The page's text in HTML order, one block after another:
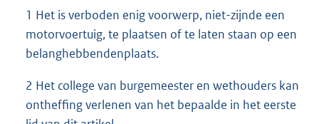
1 Het is verboden enig voorwerp, niet-zijnde een
motorvoertuig, te plaatsen of te laten staan op een
belanghebbendenplaats.
2 Het college van burgemeester en wethouders kan
ontheffing verlenen van het bepaalde in het eerste